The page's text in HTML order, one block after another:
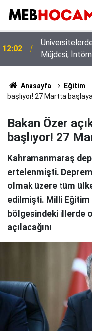
11:02
Gözler
Heyecanlı
Anasayfa Eğitim
başlıyor! 27 Martta
Bakan Özer
başlıyor! 27
Kahramanmaraş
ertelenmişti.
olmak üzere tüm
edilmişti. Milli Eğitim
bölgesindeki illerde
açılacağını